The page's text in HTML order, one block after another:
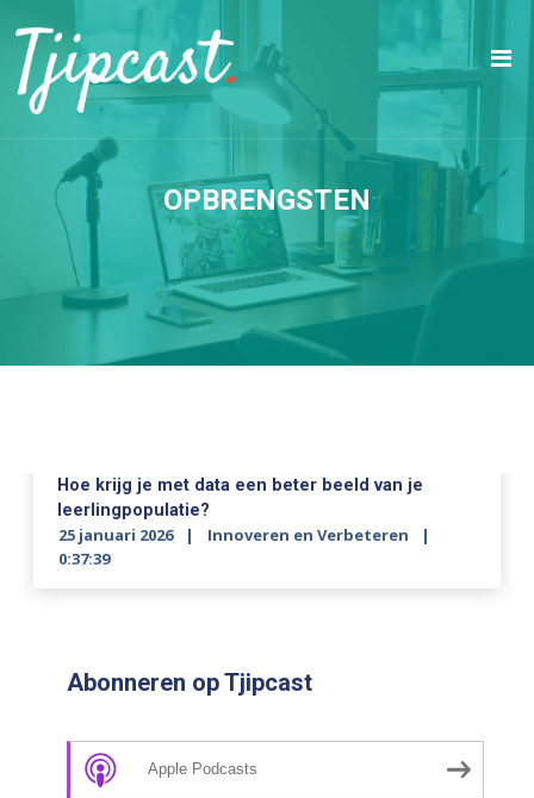
OPBRENGSTEN
Hoe krijg je met data een beter beeld van je
leerlingpopulatie?
25 januari 2026
Innoveren en Verbeteren
0:37:39
Abonneren op Tjipcast
Apple Podcasts